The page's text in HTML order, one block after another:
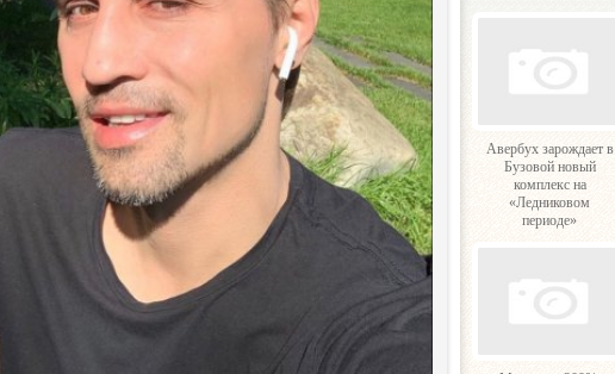
Авербух зарождает в
Бузовой новый
комплекс на
«Ледниковом
периоде»